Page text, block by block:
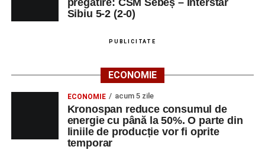
Sibiu 5-2 (2-0)
PUBLICITATE
ECONOMIE
ECONOMIE acum 5 zile
Kronospan reduce consumul de
energie cu până la 50%. O parte din
liniile de producție vor fi oprite
temporar